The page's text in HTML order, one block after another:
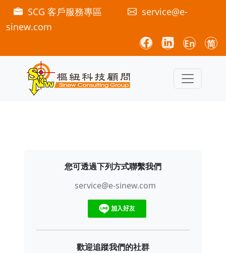
SCG 客戶服務專區
service@e-
sinew.com
En 简
您可透過下列方式聯繫我們
service@e-sinew.com
歡迎追蹤我們的社群